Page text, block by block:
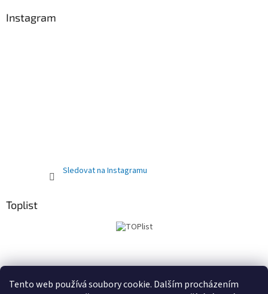
Tento web používá soubory cookie. Dalším procházením
Instagram
Sledovat na Instagramu
Toplist